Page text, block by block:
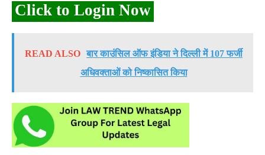
Click to Login Now
READ ALSO बार काउंसिल ऑफ इंडिया ने दिल्ली में 107 फर्जी
अधिवक्ताओं को निष्कासित किया